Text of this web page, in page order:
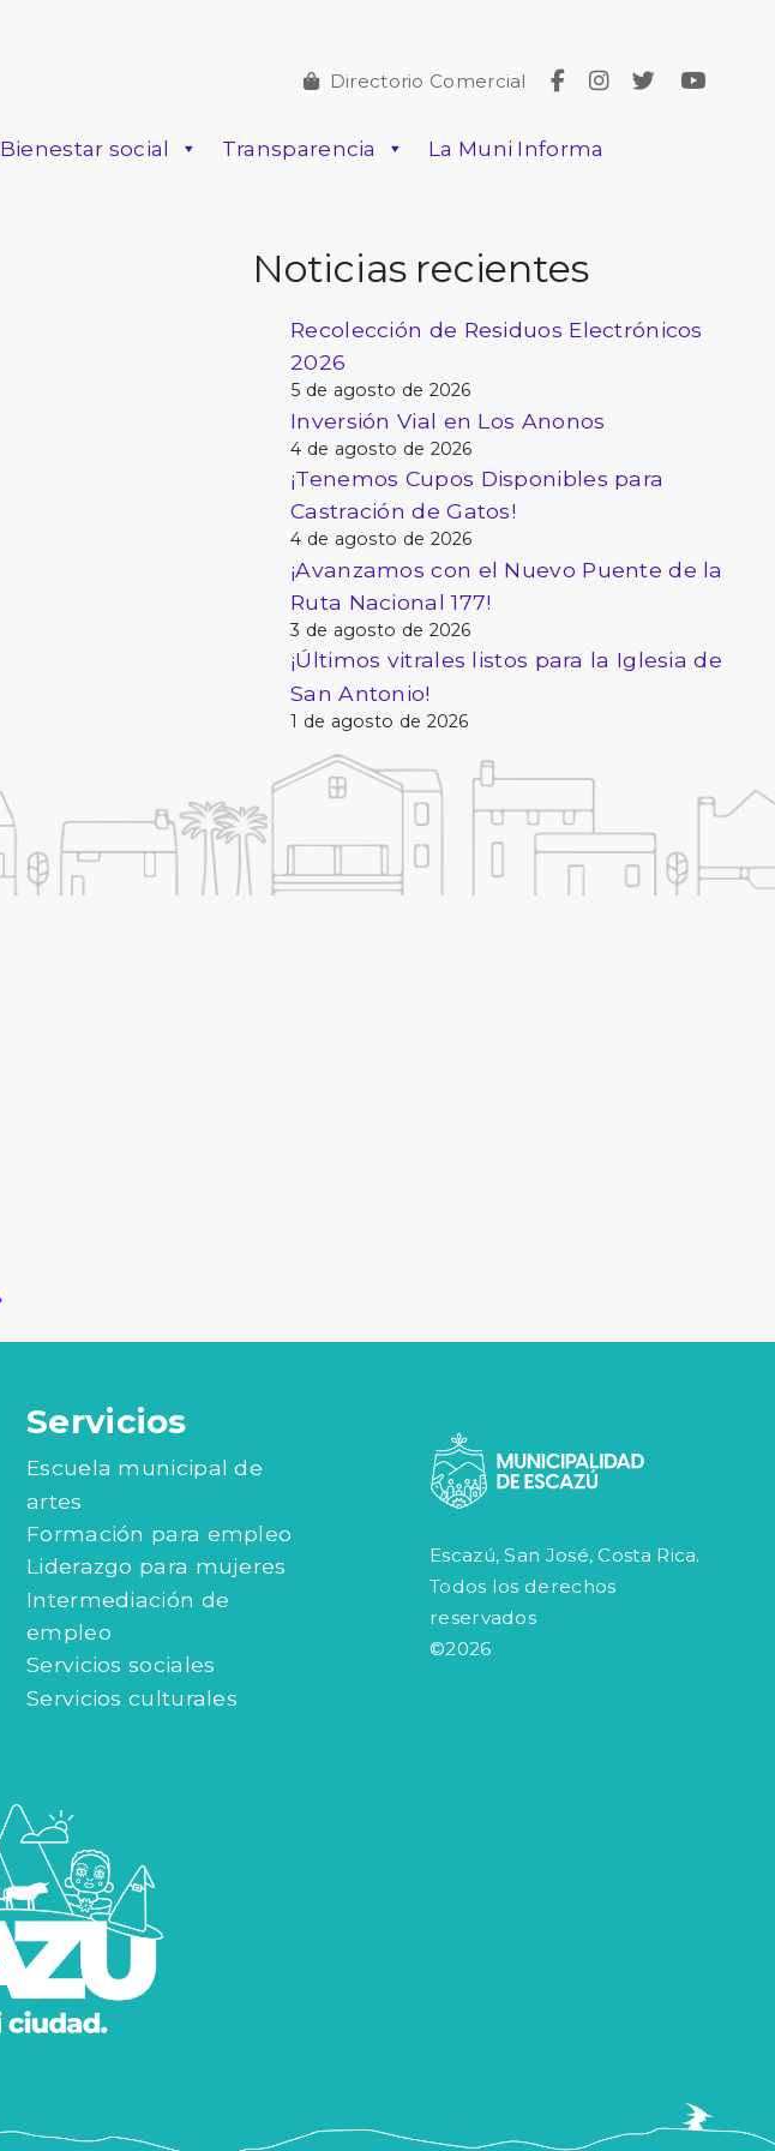
Directorio Comercial
Bienestar social Transparencia
La Muni Informa
Noticias recientes
Recolección de Residuos Electrónicos
2026
5 de agosto de 2026
Inversión Vial en Los Anonos
4 de agosto de 2026
¡Tenemos Cupos Disponibles para
Castración de Gatos!
4 de agosto de 2026
¡Avanzamos con el Nuevo Puente de la
Ruta Nacional 177!
3 de agosto de 2026
¡Últimos vitrales listos para la Iglesia de
San Antonio!
1 de agosto de 2026
Servicios
Escuela municipal de
artes
Formación para empleo
Liderazgo para mujeres
Intermediación de
empleo
Servicios sociales
Servicios culturales
Escazú, San José, Costa Rica.
Todos los derechos
reservados
©2026